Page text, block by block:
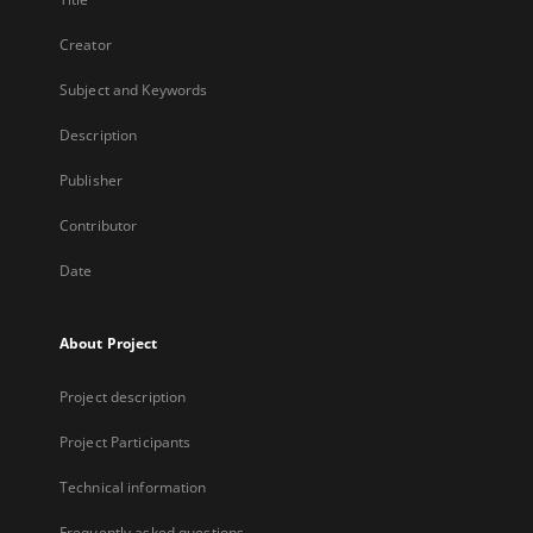
Creator
Subject and Keywords
Description
Publisher
Contributor
Date
About Project
Project description
Project Participants
Technical information